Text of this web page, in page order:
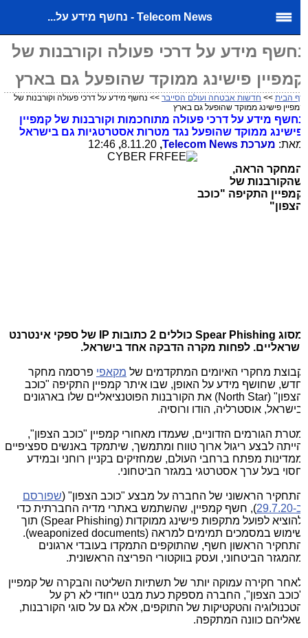
Telecom News - נחשף מידע על...
מידע על דרכי פעולה וקורבנות של
פישינג ממוקד שהופעל גם בארץ
הבית>>חדשות אבטחה ועולם הסייבר>> נחשף מידע על דרכי פעולה וקורבנות של
פישינג ממוקד שהופעל גם בארץ
מידע על דרכי פעולה מתוחכמות וקורבנות של קמפיין
ממוקד שהופעל נגד מטרות אסטרטגיות גם בישראל
מערכתTelecom News
,
8.11.20
,
12:46
הראה,
של
התקיפה "כוכב
Phishing
Spearכוללים 2 כתובות IPשל ספקי אינטרנט
לפחות מקרה הדבקה אחד בישראל.
מחקרי האיומים המתקדמים שלמקאפיפרסמה מחקר
שחושף מידע על האופן, שבו איתר קמפיין התקיפה "כוכב
(
North Star) את הקורבנות הפוטנציאליים שלו בארגונים
אוסטרליה, הודו ורוסיה.
הגורמים הזדוניים, שעמדו מאחורי קמפיין "כוכב הצפון",
לבצע ריגול ארוך טווח ומתמשך, שיתמקד באנשים ספציפיים
מפתח ברחבי העולם, שמחזיקים בקניין רוחני ובמידע
בעל ערך אסטרטגי במגזר הביטחוני.
הראשוני של החברה על מבצע "כוכב הצפון" (שפורסם
), חשף קמפיין, שהשתמש באתרי מדיה החברתית כדי
לפועל מתקפות פישינג ממוקדות (Spear Phishing) תוך
במסמכים תמימים למראה (weaponized documents
).
הראשון חשף, שהתוקפים התמקדו בעובדי ארגונים
הביטחוני, ועסק בווקטורי הפריצה הראשונית.
חקירה עמוקה יותר של תשתיות השליטה והבקרה של קמפיין
הצפון", החברה מספקת כעת מבט ייחודי לא רק על
והטקטיקות של התוקפים, אלא גם על סוגי הקורבנות,
כוונה המתקפה.